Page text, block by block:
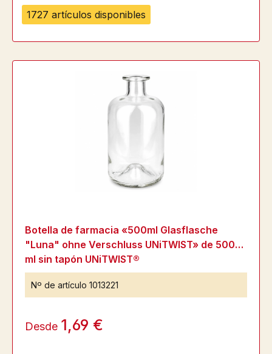
1727 artículos disponibles
Botella de farmacia «500ml Glasflasche
"Luna" ohne Verschluss UNiTWIST» de 500
ml sin tapón UNiTWIST®
Nº de artículo 1013221
Desde 1,69 €